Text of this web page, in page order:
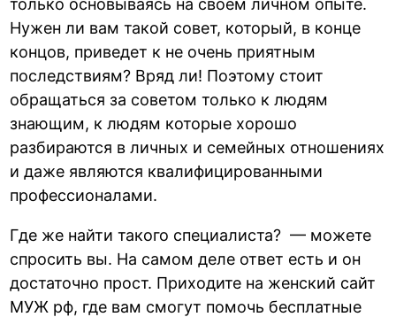
только основываясь на своём личном опыте.
Нужен ли вам такой совет, который, в конце
концов, приведет к не очень приятным
последствиям? Вряд ли! Поэтому стоит
обращаться за советом только к людям
знающим, к людям которые хорошо
разбираются в личных и семейных отношениях
и даже являются квалифицированными
профессионалами.
Где же найти такого специалиста? — можете
спросить вы. На самом деле ответ есть и он
достаточно прост. Приходите на женский сайт
МУЖ рф, где вам смогут помочь бесплатные